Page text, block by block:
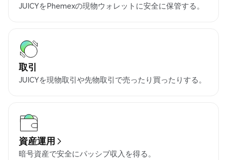
JUICYをPhemexの現物ウォレットに安全に保管する。
取引
JUICYを現物取引や先物取引で売ったり買ったりする。
資産運用
暗号資産で安全にパッシブ収入を得る。